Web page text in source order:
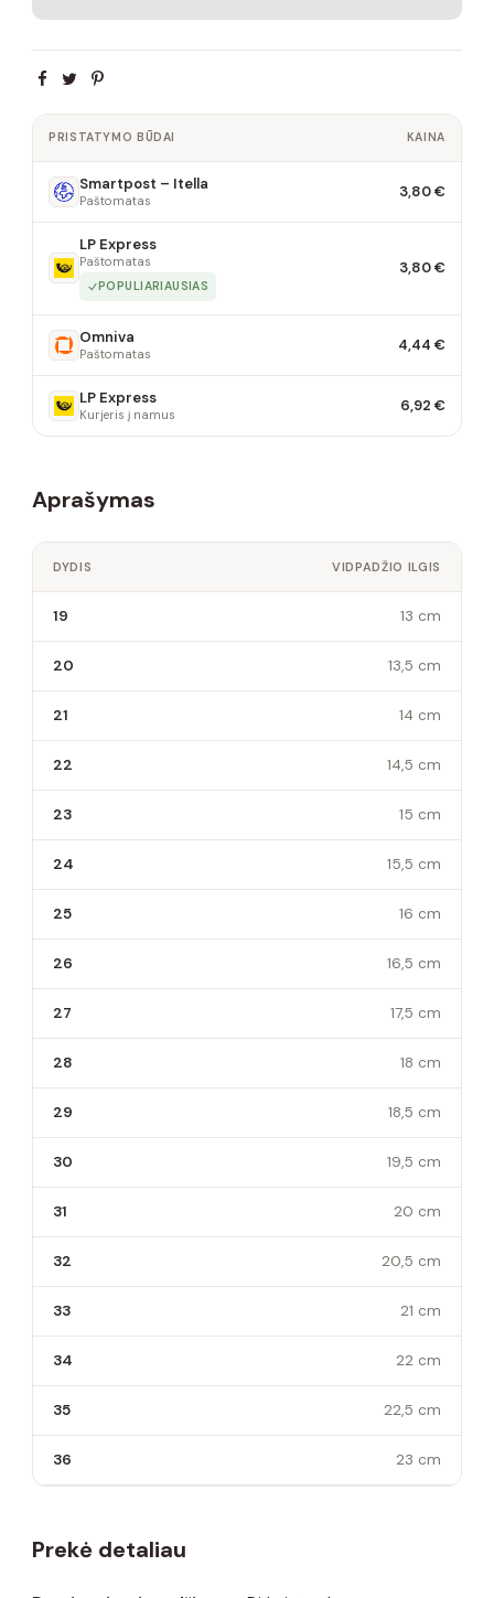
PRISTATYMO BŪDAI KAINA
Smartpost – Itella
Paštomatas 3,80 €
LP Express
Paštomatas
POPULIARIAUSIAS
3,80 €
Omniva
Paštomatas 4,44 €
LP Express
Kurjeris į namus 6,92 €
Aprašymas
DYDIS VIDPADŽIO ILGIS
19 13 cm
20 13,5 cm
21 14 cm
22 14,5 cm
23 15 cm
24 15,5 cm
25 16 cm
26 16,5 cm
27 17,5 cm
28 18 cm
29 18,5 cm
30 19,5 cm
31 20 cm
32 20,5 cm
33 21 cm
34 22 cm
35 22,5 cm
36 23 cm
Prekė detaliau